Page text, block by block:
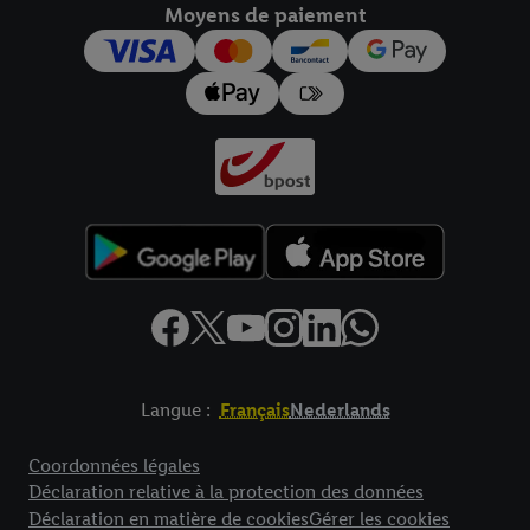
Moyens de paiement
Langue : FrançaisNederlands
Coordonnées légales
Déclaration relative à la protection des données
Déclaration en matière de cookiesGérer les cookies
pour l’avenir dans notredéclaration relative à la protection des
données
Vous trouverez les impressions ici.